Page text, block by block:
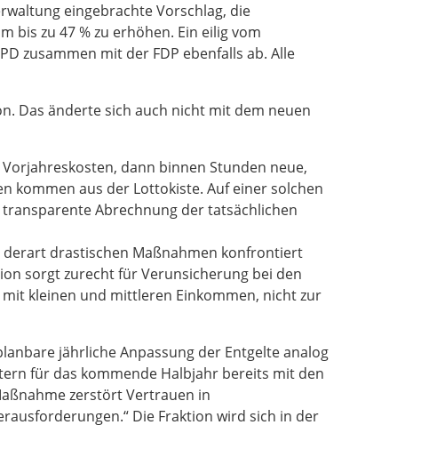
eingebrachte Vorschlag, die
bis zu 47 % zu erhöhen. Ein eilig vom
zusammen mit der FDP ebenfalls ab. Alle
Das änderte sich auch nicht mit dem neuen
dann binnen Stunden neue,
kommen aus der Lottokiste. Auf einer solchen
Abrechnung der tatsächlichen
derart drastischen Maßnahmen konfrontiert
sorgt zurecht für Verunsicherung bei den
mit kleinen und mittleren Einkommen, nicht zur
jährliche Anpassung der Entgelte analog
für das kommende Halbjahr bereits mit den
zerstört Vertrauen in
Die Fraktion wird sich in der